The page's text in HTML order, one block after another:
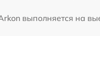
выполняется на